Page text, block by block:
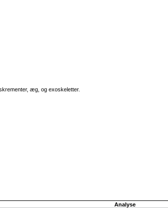
æg, og exoskeletter.
Analyse